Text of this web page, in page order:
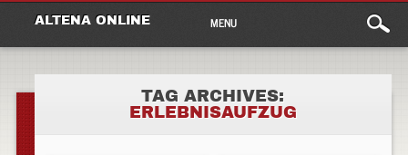
ALTENA ONLINE
Main
menu
content
MENU
TAG ARCHIVES:
ERLEBNISAUFZUG